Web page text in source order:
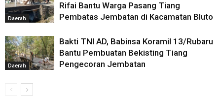
Daerah
Rifai Bantu Warga Pasang Tiang
Pembatas Jembatan di Kacamatan Bluto
Daerah
Bakti TNI AD, Babinsa Koramil 13/Rubaru
Bantu Pembuatan Bekisting Tiang
Pengecoran Jembatan